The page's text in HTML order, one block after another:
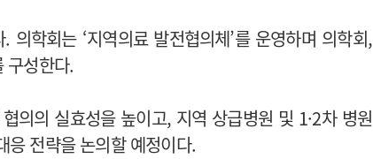
학회는 ‘지역의료 발전협의체’를 운영하며 의학회,
구성한다.
의의 실효성을 높이고, 지역 상급병원 및 1·2차 병원
응 전략을 논의할 예정이다.